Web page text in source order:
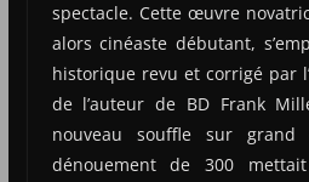
spectacle. Cette œuvre
alors cinéaste débutant,
historique revu et corrigé par
de l’auteur de BD Frank
nouveau souffle sur
dénouement de 300